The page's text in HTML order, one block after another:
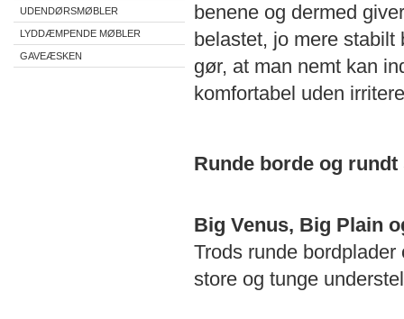
UDENDØRSMØBLER
LYDDÆMPENDE MØBLER
GAVEÆSKEN
benene og dermed
belastet, jo mere
gør, at man nemt kan
komfortabel uden
Runde borde og
Big Venus, Big Plain
Trods runde
store og tunge